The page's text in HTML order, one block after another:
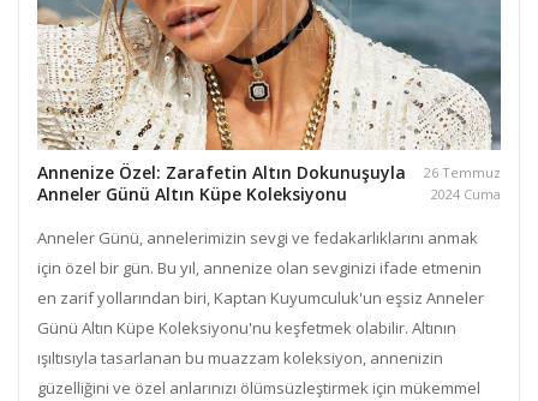
Annenize Özel: Zarafetin Altın Dokunuşuyla
Anneler Günü Altın Küpe Koleksiyonu
26 Temmuz
2024 Cuma
Anneler Günü, annelerimizin sevgi ve fedakarlıklarını anmak
için özel bir gün. Bu yıl, annenize olan sevginizi ifade etmenin
en zarif yollarından biri, Kaptan Kuyumculuk'un eşsiz Anneler
Günü Altın Küpe Koleksiyonu'nu keşfetmek olabilir. Altının
ışıltısıyla tasarlanan bu muazzam koleksiyon, annenizin
güzelliğini ve özel anlarınızı ölümsüzleştirmek için mükemmel